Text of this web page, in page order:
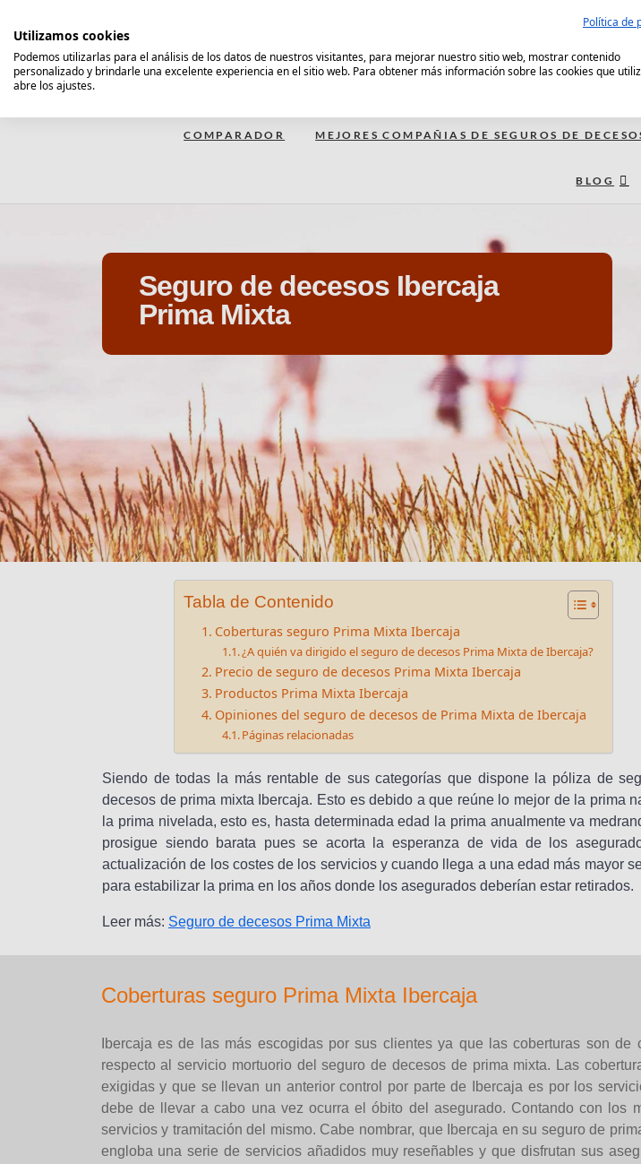
contenido
Comparador Seguro Decesos
COMPARADOR MEJORES COMPAÑIAS DE SEGUROS DE
BLOG
Seguro de decesos Ibercaja
Prima Mixta
Tabla de Contenido
Coberturas seguro Prima Mixta Ibercaja
¿A quién va dirigido el seguro de decesos Prima Mixta de Ibercaja?
Precio de seguro de decesos Prima Mixta Ibercaja
Productos Prima Mixta Ibercaja
Opiniones del seguro de decesos de Prima Mixta de Ibercaja
Páginas relacionadas
Siendo de todas la más rentable de sus categorías que dispone la póliza de
decesos de prima mixta Ibercaja. Esto es debido a que reúne lo mejor de la prima
la prima nivelada, esto es, hasta determinada edad la prima anualmente va
prosigue siendo barata pues se acorta la esperanza de vida de los
actualización de los costes de los servicios y cuando llega a una edad más mayor
para estabilizar la prima en los años donde los asegurados deberían estar retirados.
Leer más: Seguro de decesos Prima Mixta
Coberturas seguro Prima Mixta Ibercaja
Ibercaja es de las más escogidas por sus clientes ya que las coberturas son de
respecto al servicio mortuorio del seguro de decesos de prima mixta. Las
exigidas y que se llevan un anterior control por parte de Ibercaja es por los
debe de llevar a cabo una vez ocurra el óbito del asegurado. Contando con los
servicios y tramitación del mismo. Cabe nombrar, que Ibercaja en su seguro de
engloba una serie de servicios añadidos muy reseñables y que disfrutan sus
Política de
Utilizamos cookies
Podemos utilizarlas para el análisis de los datos de nuestros visitantes, para mejorar nuestro sitio web, mostrar contenido
personalizado y brindarle una excelente experiencia en el sitio web. Para obtener más información sobre las cookies que
abre los ajustes.